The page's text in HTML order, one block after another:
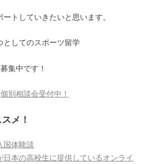
トしていきたいと思います。
としてのスポーツ留学
集中です！
別相談会受付中！
メ！
国体験談
日本の高校生に提供しているオンライ